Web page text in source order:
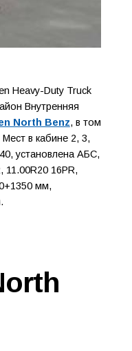
Heavy-Duty Truck
Внутренняя
North Benz, в том
в кабине 2, 3,
установлена АБС,
11.00R20 16PR,
мм,